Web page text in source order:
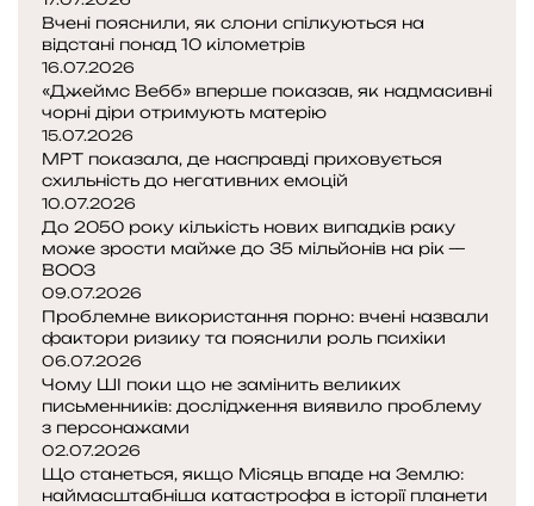
н
н
я
д
л
я
с
п
е
л
е
о
л
о
г
і
ї
:
я
к
О
м
а
н
п
у
с
т
е
л
і
т
а
в
Вчені пояснили, як слони спілкуються на
відстані понад 10 кілометрів
16.07.2026
«Джеймс Вебб» вперше показав, як надмасивні
чорні діри отримують матерію
15.07.2026
МРТ показала, де насправді приховується
схильність до негативних емоцій
10.07.2026
До 2050 року кількість нових випадків раку
може зрости майже до 35 мільйонів на рік —
ВООЗ
09.07.2026
Проблемне використання порно: вчені назвали
фактори ризику та пояснили роль психіки
06.07.2026
Чому ШІ поки що не замінить великих
письменників: дослідження виявило проблему
з персонажами
02.07.2026
Що станеться, якщо Місяць впаде на Землю:
наймасштабніша катастрофа в історії планети